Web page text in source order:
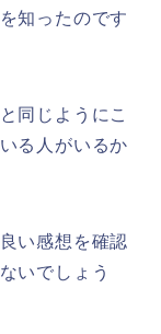
知ったのです
同じようにこ
る人がいるか
い感想を確認
いでしょう